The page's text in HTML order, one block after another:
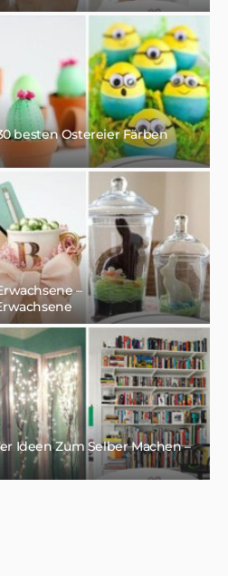
besten Ostereier Färben
–
Ideen Zum Selber Machen –